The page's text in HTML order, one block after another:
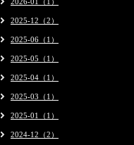
2025-12（2）
2025-06（1）
2025-05（1）
2025-04（1）
2025-03（1）
2025-01（1）
2024-12（2）